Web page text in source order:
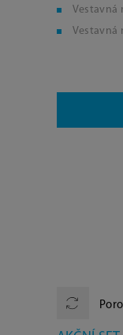
Vestavná
Vestavná